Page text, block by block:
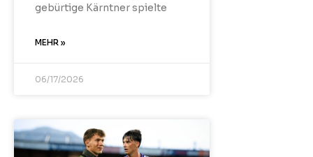
gebürtige Kärntner spielte
MEHR »
06/17/2026